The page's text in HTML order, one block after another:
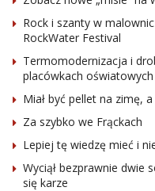
Rock i szanty w
RockWater Festival
Termomodernizacja i
placówkach
Miał być pellet na zimę,
Za szybko we Frąckach
Lepiej tę wiedzę mieć i
Wyciął bezprawnie dwie
się karze